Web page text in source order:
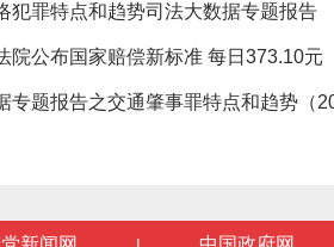
犯罪特点和趋势司法大数据专题报告
院公布国家赔偿新标准 每日373.10元
专题报告之交通肇事罪特点和趋势（